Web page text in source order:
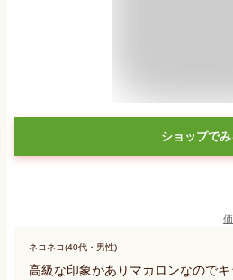
ショップでみ
ネコネコ(40代・男性)
高級な印象がありマカロンなので